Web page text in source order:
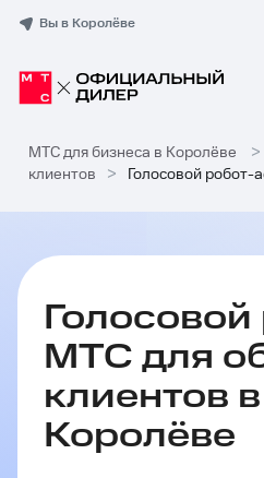
Вы в Королёве
МТС для бизнеса в Королёве >
клиентов
> Голосовой робот-
Голосовой
МТС для
клиентов в
Королёве